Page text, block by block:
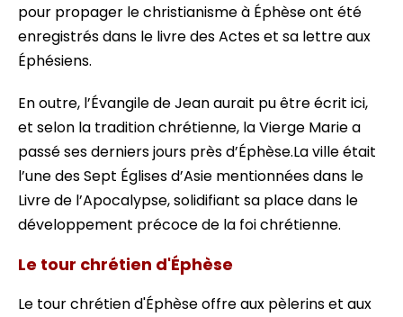
pour propager le christianisme à Éphèse ont été
enregistrés dans le livre des Actes et sa lettre aux
Éphésiens.
En outre, l’Évangile de Jean aurait pu être écrit ici,
et selon la tradition chrétienne, la Vierge Marie a
passé ses derniers jours près d’Éphèse.La ville était
l’une des Sept Églises d’Asie mentionnées dans le
Livre de l’Apocalypse, solidifiant sa place dans le
développement précoce de la foi chrétienne.
Le tour chrétien d'Éphèse
Le tour chrétien d'Éphèse offre aux pèlerins et aux